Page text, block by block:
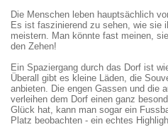
Die Menschen leben hauptsächlich
Es ist faszinierend zu sehen, wie sie
meistern. Man könnte fast meinen,
den Zehen!
Ein Spaziergang durch das Dorf ist
Überall gibt es kleine Läden, die
anbieten. Die engen Gassen und die
verleihen dem Dorf einen ganz
Glück hat, kann man sogar ein
Platz beobachten - ein echtes